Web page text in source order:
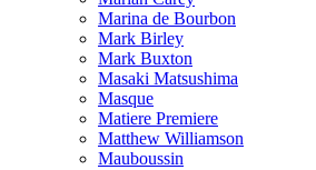
Marina de Bourbon
Mark Birley
Mark Buxton
Masaki Matsushima
Masque
Matiere Premiere
Matthew Williamson
Mauboussin